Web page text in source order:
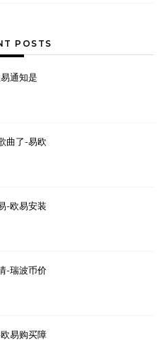
POSTS
通知是
曲了-易欧
-欧易安装
-瑞波币价
易购买障